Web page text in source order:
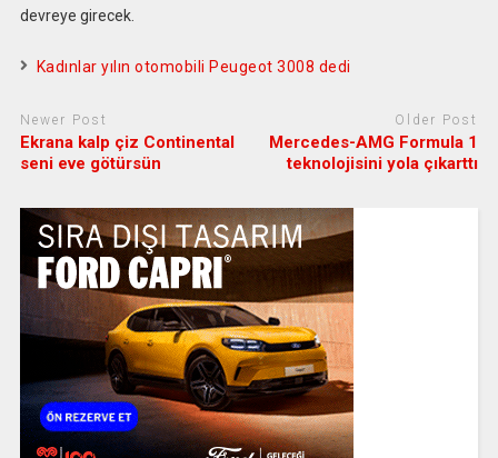
devreye girecek.
Kadınlar yılın otomobili Peugeot 3008 dedi
Newer Post
Ekrana kalp çiz Continental
seni eve götürsün
Older Post
Mercedes-AMG Formula 1
teknolojisini yola çıkarttı